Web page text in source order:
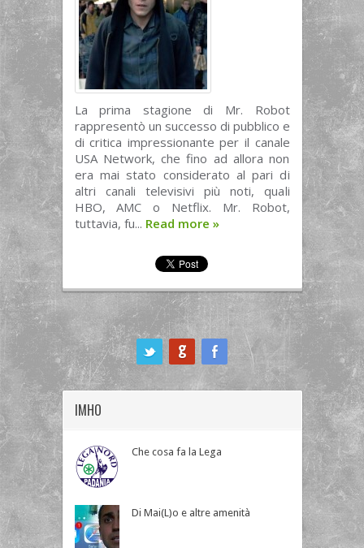
La prima stagione di Mr. Robot
rappresentò un successo di pubblico e
di critica impressionante per il canale
USA Network, che fino ad allora non
era mai stato considerato al pari di
altri canali televisivi più noti, quali
HBO, AMC o Netflix. Mr. Robot,
tuttavia, fu... Read more »
IMHO
Che cosa fa la Lega
Di Mai(L)o e altre amenità